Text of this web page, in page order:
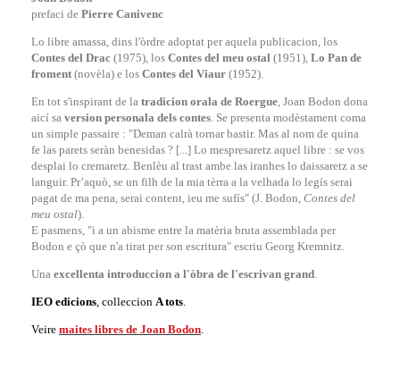
prefaci de Pierre Canivenc
Lo libre amassa, dins l'òrdre adoptat per aquela publicacion, los
Contes del Drac (1975), los Contes del meu ostal (1951), Lo Pan de
froment (novèla) e los Contes del Viaur (1952).
En tot s'inspirant de la tradicion orala de Roergue, Joan Bodon dona
aicí sa version personala dels contes. Se presenta modèstament coma
un simple passaire : "Deman calrà tornar bastir. Mas al nom de quina
fe las parets seràn benesidas ? [...] Lo mespresaretz aquel libre : se vos
desplai lo cremaretz. Benlèu al trast ambe las iranhes lo daissaretz a se
languir. Pr’aquò, se un filh de la mia tèrra a la velhada lo legís serai
pagat de ma pena, serai content, ieu me sufís" (J. Bodon, Contes del
meu ostal).
E pasmens, "i a un abisme entre la matèria bruta assemblada per
Bodon e çò que n'a tirat per son escritura" escriu Georg Kremnitz.
Una excellenta introduccion a l'òbra de l'escrivan grand.
IEO edicions, colleccion A tots.
Veire maites libres de Joan Bodon.